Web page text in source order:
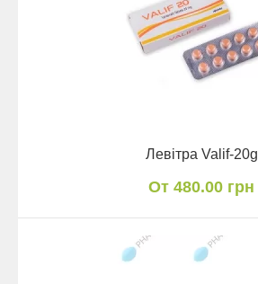
Левітра Valif-20g
От 480.00 грн